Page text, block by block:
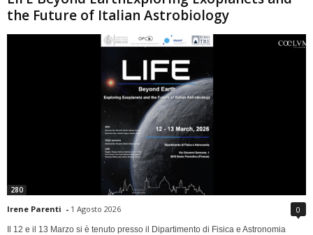
the Future of Italian Astrobiology
280
Irene Parenti - 1 Agosto 2026 0
Il 12 e il 13 Marzo si è tenuto presso il Dipartimento di Fisica e Astronomia